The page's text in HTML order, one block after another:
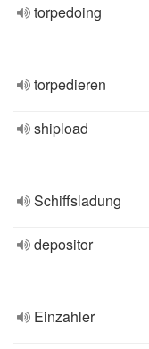
torpedoing
torpedieren
shipload
Schiffsladung
depositor
Einzahler